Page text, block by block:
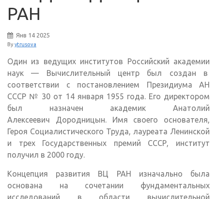
РАН
Янв 14 2025
By ytrusova
Один из ведущих институтов Российский академии
наук — Вычислительный центр был создан в
соответствии с постановлением Президиума АН
СССР № 30 от 14 января 1955 года. Его директором
был назначен академик Анатолий
Алексеевич Дородницын. Имя своего основателя,
Героя Социалистического Труда, лауреата Ленинской
и трех Государственных премий СССР, институт
получил в 2000 году.
Концепция развития ВЦ РАН изначально была
основана на сочетании фундаментальных
исследований в области вычислительной